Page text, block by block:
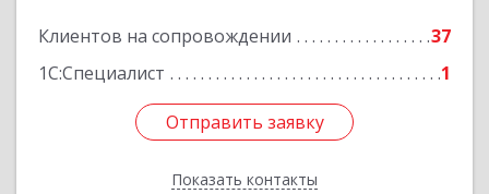
Клиентов на сопровождении
37
1С:Специалист
1
Отправить заявку
Показать контакты
Подробнее
Отправить заявку
Назад